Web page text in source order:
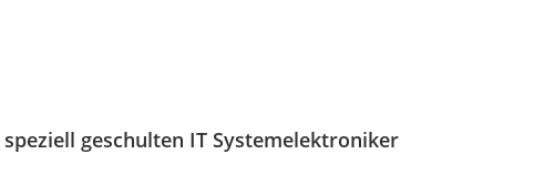
geschulten IT Systemelektroniker